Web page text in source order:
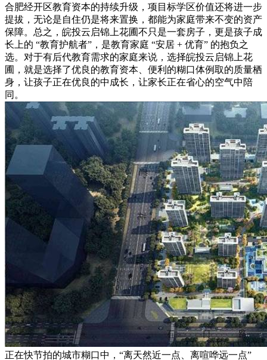
合肥经开区教育资本的持续升级，项目标学区价值还将进一步
提拔，无论是自住仍是将来置换，都能为家庭带来不变的资产
保障。总之，皖投云启锦上花圃不只是一套房子，更是孩子成
长上的 “教育护航者”，是教育家庭 “安居 + 优育” 的抱负之
选。对于有后代教育需求的家庭来说，选择皖投云启锦上花
圃，就是选择了优良的教育资本、便利的糊口体例取的质量栖
身，让孩子正在优良的中成长，让家长正在省心的空气中陪
同。
正在快节拍的城市糊口中，“离天然近一点、离喧哗远一点”